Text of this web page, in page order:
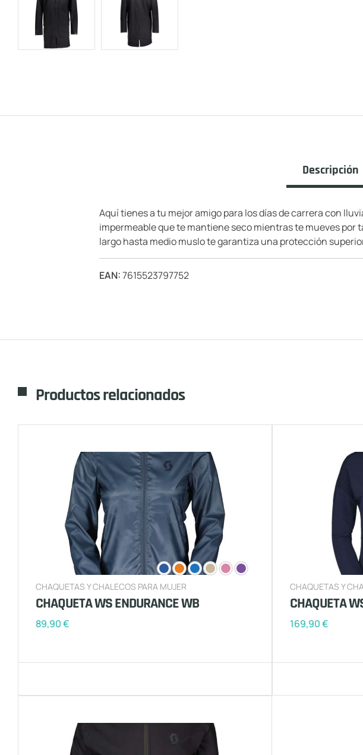
Descripción
Aquí tienes a tu mejor amigo para los días de carrera con
impermeable que te mantiene seco mientras te mueves
largo hasta medio muslo te garantiza una protección
EAN:7615523797752
Productos relacionados
CHAQUETAS Y CHALECOS PARA MUJER
CHAQUETA WS ENDURANCE WB
89,90€
CHAQUETAS Y
CHAQUETA
169,90€